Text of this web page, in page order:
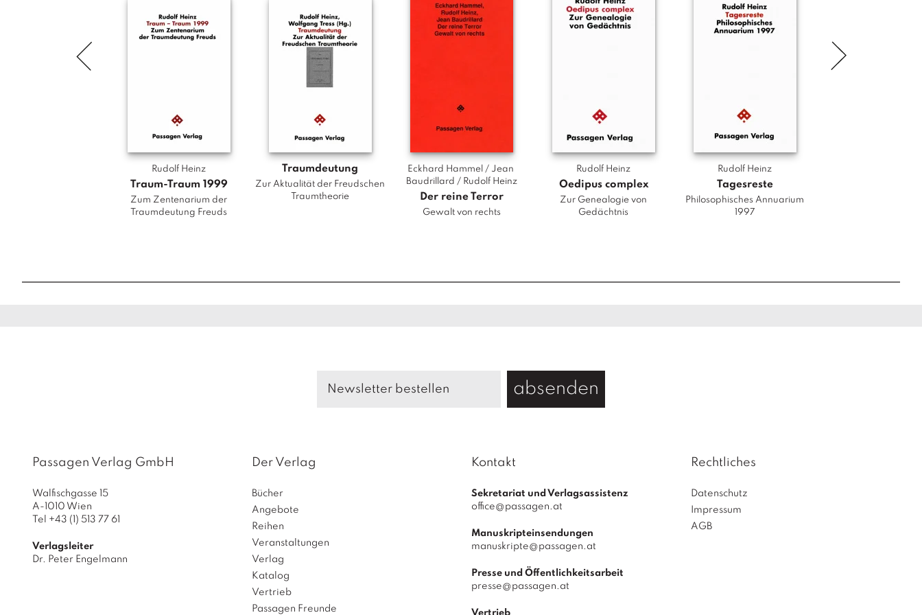
Rudolf Heinz
Traum-Traum 1999
Zum Zentenarium der
Traumdeutung Freuds
Traumdeutung
Zur Aktualität der Freudschen
Traumtheorie
Eckhard Hammel / Jean
Baudrillard / Rudolf Heinz
Der reine Terror
Gewalt von rechts
Rudolf Heinz
Oedipus complex
Zur Genealogie von
Gedächtnis
Rudolf Heinz
Tagesreste
Philosophisches Annuarium
1997
absenden
Passagen Verlag GmbH
Walfischgasse 15
A-1010 Wien
Tel +43 (1) 513 77 61
Verlagsleiter
Dr. Peter Engelmann
Der Verlag
Bücher
Angebote
Reihen
Veranstaltungen
Verlag
Katalog
Vertrieb
Passagen Freunde
Kontakt
Sekretariat und Verlagsassistenz
office@passagen.at
Manuskripteinsendungen
manuskripte@passagen.at
Presse und Öffentlichkeitsarbeit
presse@passagen.at
Vertrieb
Rechtliches
Datenschutz
Impressum
AGB